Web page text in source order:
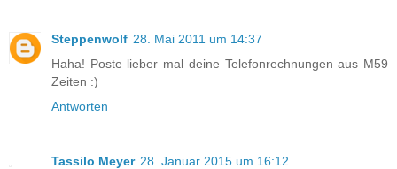
Steppenwolf 28. Mai 2011 um 14:37
Haha! Poste lieber mal deine Telefonrechnungen aus M59
Zeiten :)
Antworten
Tassilo Meyer 28. Januar 2015 um 16:12